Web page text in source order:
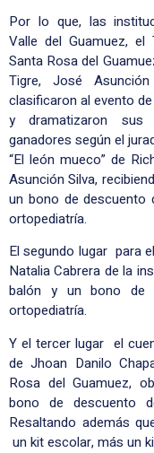
Por lo que, las
Valle del Guamuez,
Santa Rosa del
Tigre, José
clasificaron al evento
y dramatizaron sus
ganadores según el
“El león mueco” de
Asunción Silva,
un bono de descuento
ortopediatría.
El segundo lugar para
Natalia Cabrera de la
balón y un bono de
ortopediatría.
Y el tercer lugar el
de Jhoan Danilo
Rosa del Guamuez,
bono de descuento
Resaltando además
un kit escolar, más un